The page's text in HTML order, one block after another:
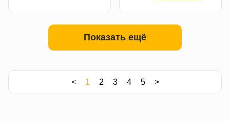
Показать ещё
< 1 2 3 4 5 >